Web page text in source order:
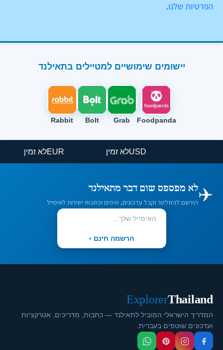
הפרטיות שלנו.
יישומים שימושיים למטיילים בתאילנד
Foodpanda
Grab
Bolt
Rabbit
USDלא זמין EURלא זמין
✈️לא מפספס שום דבר מתאילנד
הירשם לניוזלטר וקבל עדכונים, טיפים וכתבות ישירות לאימייל
הרשמה חינם ›
Thailand
Explorer
המדריך הישראלי המוביל לתאילנד — כתבות, מדריכים, אטרקציות
ועדכונים שוטפים בעברית.